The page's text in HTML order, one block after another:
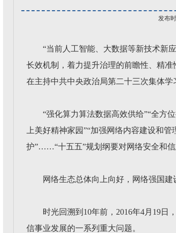
发布
“当前人工智能、大数据等新技术新
长效机制，着力提升治理的前瞻性、精
在主持中共中央政治局第二十三次集体学
“强化算力算法数据高效供给”“全方
上美好精神家园”“加强网络内容建设和
护”……“十五五”规划纲要对网络安全和信
网络生态总体向上向好，网络强国
时光回溯到10年前，2016年4月19
信事业发展的一系列重大问题。